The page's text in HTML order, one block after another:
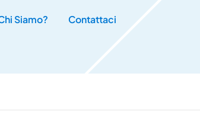
Siamo? Contattaci